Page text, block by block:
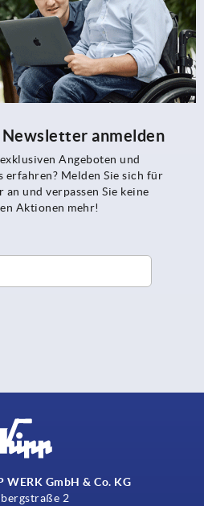
anmelden
Angeboten und
erfahren? Melden Sie sich für
und verpassen Sie keine
Aktionen mehr!
WERK GmbH & Co. KG
2